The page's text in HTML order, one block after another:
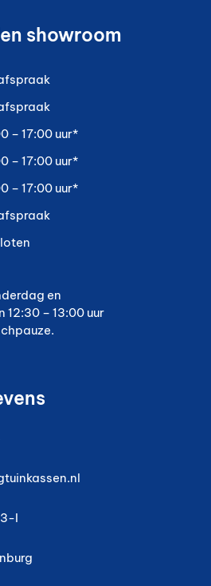
showroom
– 17:00 uur*
– 17:00 uur*
– 17:00 uur*
en
– 13:00 uur
I